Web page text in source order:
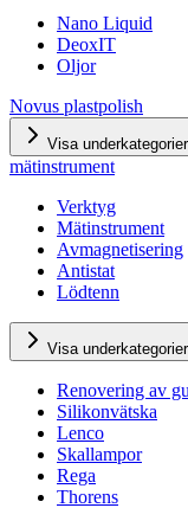
Nano Liquid
DeoxIT
Oljor
Novus plastpolish
Visa
mätinstrument
Verktyg
Mätinstrument
Avmagnetisering
Antistat
Lödtenn
Visa
Renovering av
Silikonvätska
Lenco
Skallampor
Rega
Thorens